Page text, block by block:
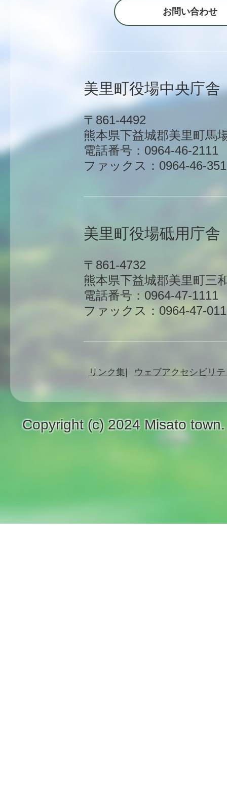
お問い合わせ
美里町役場中央庁舎
〒861-4492
熊本県下益城郡美里町馬
電話番号：0964-46-2111
ファックス：0964-46-
美里町役場砥用庁舎
〒861-4732
熊本県下益城郡美里町三
電話番号：0964-47-1111
ファックス：0964-47-
リンク集 ウェブアクセシビリ
Copyright (c) 2024 Misato